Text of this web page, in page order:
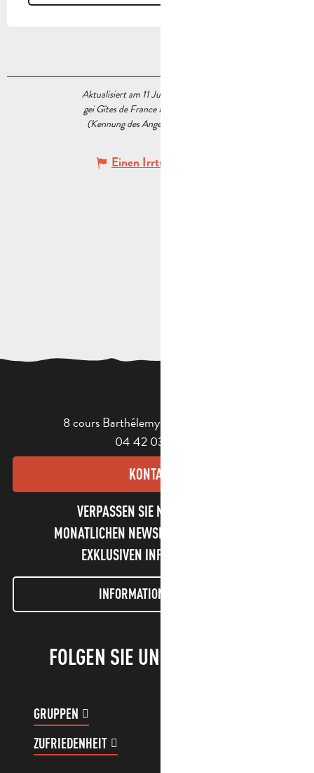
Aktualisiert am 11 Juni 2026 Um 12:28
gei Gîtes de France Bouches du Rhône
(Kennung des Angebots :
Einen Irrtum angeben
8 cours Barthélemy - 13400 Aubagne
04 42 03 49 98
KONTAKT
VERPASSEN SIE NICHT UNSEREN
MONATLICHEN NEWSLETTER UND UNSERE
EXKLUSIVEN INFORMATIONEN!
INFORMATIONEN LETTER
FOLGEN SIE UNS!
GRUPPEN
ZUFRIEDENHEIT